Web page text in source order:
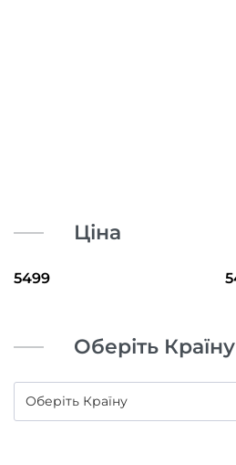
Ціна
Оберіть Країну